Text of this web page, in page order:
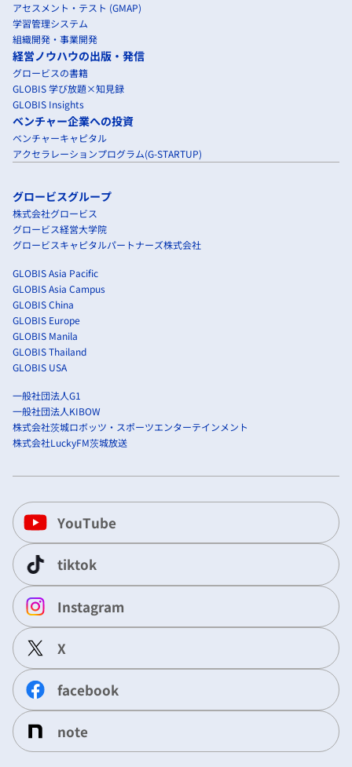
アセスメント・テスト (GMAP)
学習管理システム
組織開発・事業開発
経営ノウハウの出版・発信
グロービスの書籍
GLOBIS 学び放題×知見録
GLOBIS Insights
ベンチャー企業への投資
ベンチャーキャピタル
アクセラレーションプログラム(G-STARTUP)
グロービスグループ
株式会社グロービス
グロービス経営大学院
グロービスキャピタルパートナーズ株式会社
GLOBIS Asia Pacific
GLOBIS Asia Campus
GLOBIS China
GLOBIS Europe
GLOBIS Manila
GLOBIS Thailand
GLOBIS USA
一般社団法人G1
一般社団法人KIBOW
株式会社茨城ロボッツ・スポーツエンターテインメント
株式会社LuckyFM茨城放送
YouTube
tiktok
Instagram
X
facebook
note